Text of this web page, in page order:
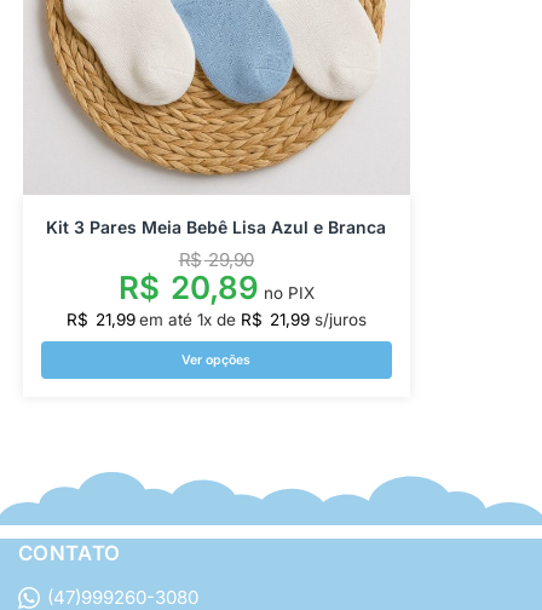
Kit 3 Pares Meia Bebê Lisa Azul e Branca
R$29,90
R$ 20,89 no PIX
R$ 21,99 em até 1x de R$ 21,99s/juros
Ver opções
CONTATO
(47)999260-3080